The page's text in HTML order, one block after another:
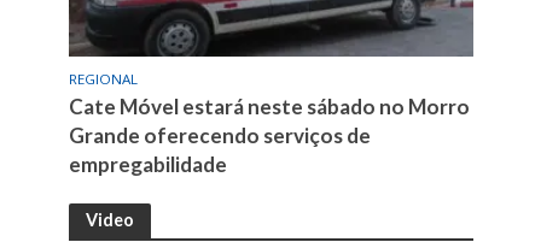
REGIONAL
Cate Móvel estará neste sábado no Morro
Grande oferecendo serviços de
empregabilidade
Video